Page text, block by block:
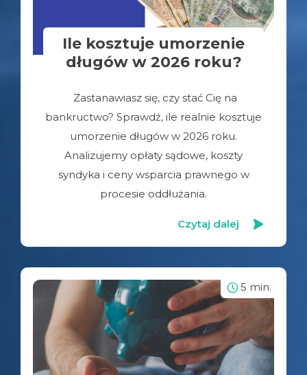
Ile kosztuje umorzenie
długów w 2026 roku?
Zastanawiasz się, czy stać Cię na
bankructwo? Sprawdź, ile realnie kosztuje
umorzenie długów w 2026 roku.
Analizujemy opłaty sądowe, koszty
syndyka i ceny wsparcia prawnego w
procesie oddłużania.
Czytaj dalej
5 min.